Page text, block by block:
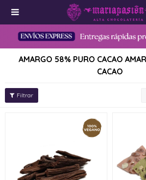

AMARGO 58% PURO CACAO
CACAO